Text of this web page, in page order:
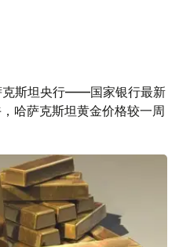
克斯坦央行——国家银行最新
哈萨克斯坦黄金价格较一周